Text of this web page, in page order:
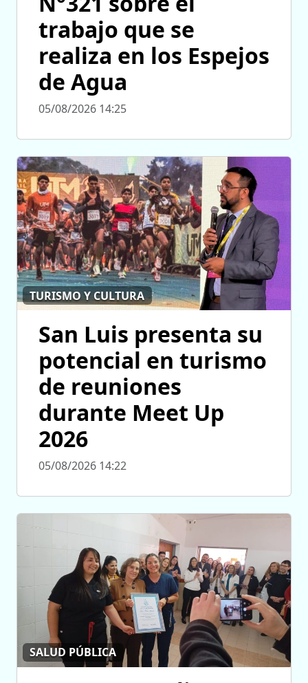
trabajo que se
realiza en los Espejos
de Agua
05/08/2026 14:25
TURISMO Y CULTURA
San Luis presenta su
potencial en turismo
de reuniones
durante Meet Up
2026
05/08/2026 14:22
SALUD PÚBLICA